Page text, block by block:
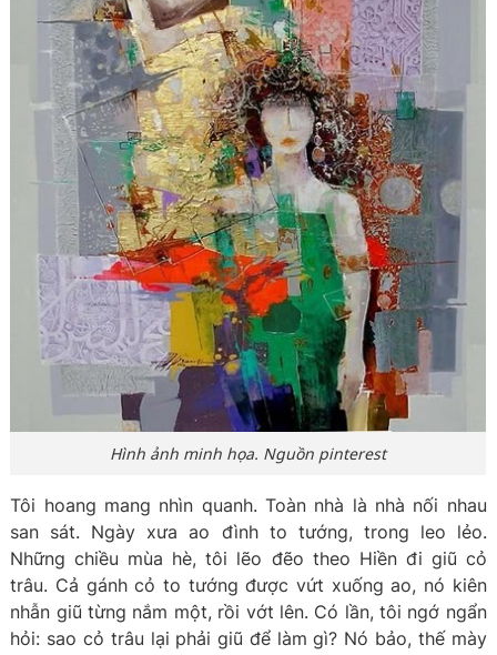
Hình ảnh minh họa. Nguồn pinterest
Tôi hoang mang nhìn quanh. Toàn nhà là nhà nối nhau
san sát. Ngày xưa ao đình to tướng, trong leo lẻo.
Những chiều mùa hè, tôi lẽo đẽo theo Hiền đi giũ cỏ
trâu. Cả gánh cỏ to tướng được vứt xuống ao, nó kiên
nhẫn giũ từng nắm một, rồi vớt lên. Có lần, tôi ngớ ngẩn
hỏi: sao cỏ trâu lại phải giũ để làm gì? Nó bảo, thế mày